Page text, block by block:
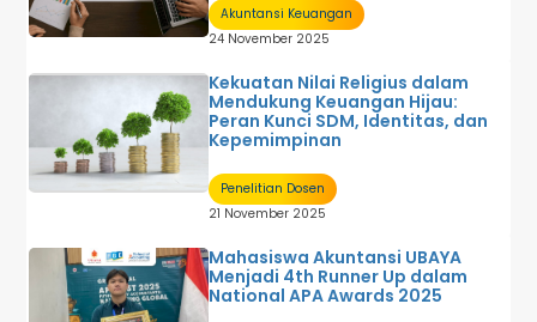
Akuntansi Keuangan
24 November 2025
Kekuatan Nilai Religius dalam
Mendukung Keuangan Hijau:
Peran Kunci SDM, Identitas, dan
Kepemimpinan
Penelitian Dosen
21 November 2025
Mahasiswa Akuntansi UBAYA
Menjadi 4th Runner Up dalam
National APA Awards 2025